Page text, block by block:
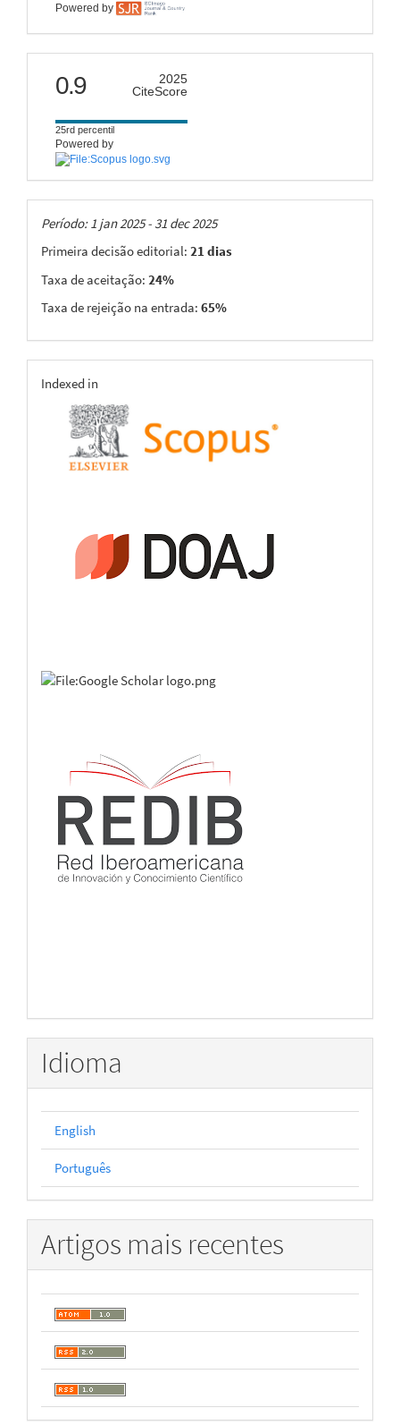
Powered by
citescore
0.9
2025
CiteScore
25rd percentil
Powered by
Taxas
Período: 1 jan 2025 - 31 dec 2025
Primeira decisão editorial: 21 dias
Taxa de aceitação: 24%
Taxa de rejeição na entrada: 65%
indexing
Indexed in
Idioma
English
Português
Artigos mais recentes